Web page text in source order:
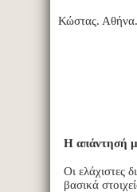
Κώστας. Αθήνα.
Η απάντησή
Οι ελάχιστες
βασικά